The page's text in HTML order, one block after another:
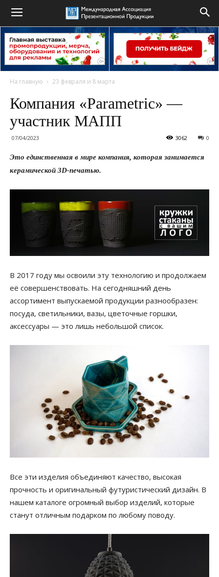
На главную 23 февраля и 8 марта
Компания «Parametric» —
участник МАПП
07/04/2023 0
3062
Это единственная в мире компания, которая занимается
керамической 3D-печатью.
В 2017 году мы освоили эту технологию и продолжаем
её совершенствовать. На сегодняшний день
ассортимент выпускаемой продукции разнообразен:
посуда, светильники, вазы, цветочные горшки,
аксессуары — это лишь небольшой список.
Все эти изделия объединяют качество, высокая
прочность и оригинальный футуристический дизайн. В
нашем каталоге огромный выбор изделий, которые
станут отличным подарком по любому поводу.